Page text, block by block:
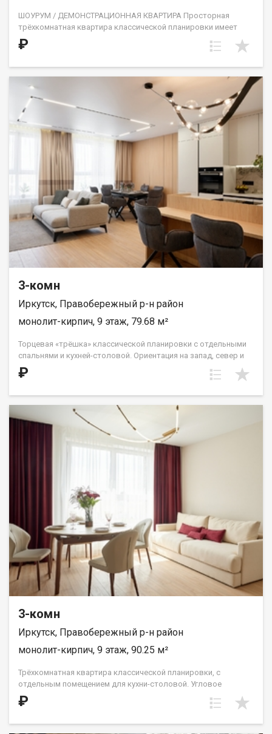
ШОУРУМ / ДЕМОНСТРАЦИОННАЯ КВАРТИРА Просторная
трёхкомнатная квартира классической планировки имеет
угловое расположение с видом на восток. Холл имеет место
для шкафа-купе. Два санузла общей площадью более 8 кв.м.
пространство для отдыха и вечерних посиделок. Жилые
комнаты правильной формы, одна из них имеет возможность
отгородить гардеробное помещение. В одной из спален —
красивое угловое окно. Из квартиры прекрасно
просматривается и двор, и улица Култукская. С верхних
этажей открываются чудесные виды на Плишкинский лес и
православные храмы. ШОУРУМ – демонстрационная
квартира с готовым ремонтом и обстановкой, где можно
«примерить» жилье на себя. В шоуруме проще понять,
достаточно ли будет места и комфорта для вашего
жизненного сценария. Запишитесь на просмотр по тел. (3952)
22-77-77 и лично оцените качество наших проектов. ООО СЗ
«ДЕСС-Инвест» (Группа строительных компаний «Восток
Центр Иркутск»)
₽
3-комн
Иркутск, Правобережный р-н район
монолит-кирпич, 9 этаж, 79.68 м²
Торцевая «трёшка» классической планировки с отдельными
спальнями и кухней-столовой. Ориентация на запад, север и
восток. Окна выходят на улицу Култукскую, с верхних этажей
открываются изумительные виды на исторический центр
прямоугольную форму, в одной из спален — угловое окно.
Площадь гостиной позволит её функционально зонировать,
чтобы всем членам семьи нашлось место для вечернего
отдыха. Для очень больших семей технически возможно
₽
3-комн
Иркутск, Правобережный р-н район
монолит-кирпич, 9 этаж, 90.25 м²
Трёхкомнатная квартира классической планировки, с
отдельным помещением для кухни-столовой. Угловое
расположение окон на три стороны: восток, юг и запад
обеспечат вашу семью большим количеством солнечного
₽